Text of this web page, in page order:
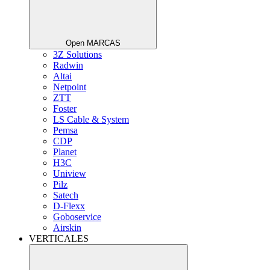
Open MARCAS
3Z Solutions
Radwin
Altai
Netpoint
ZTT
Foster
LS Cable & System
Pemsa
CDP
Planet
H3C
Uniview
Pilz
Satech
D-Flexx
Goboservice
Airskin
VERTICALES